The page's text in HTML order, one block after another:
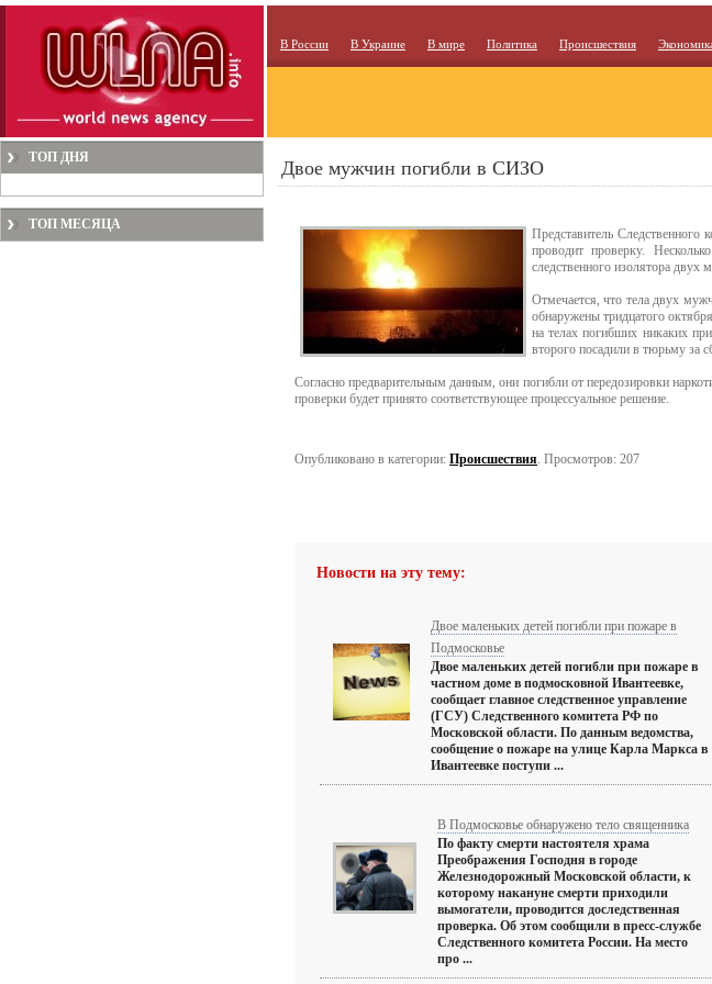
В России В Украине В мире Политика Происшествия
ТОП ДНЯ
ТОП МЕСЯЦА
Двое мужчин погибли в СИЗО
Представитель Следственного
проводит проверку.
следственного изолятора двух
Отмечается, что тела двух
обнаружены тридцатого
на телах погибших никаких
второго посадили в тюрьму за
Согласно предварительным данным, они погибли от передозировки
проверки будет принято соответствующее процессуальное решение.
Опубликовано в категории: Происшествия. Просмотров: 207
Новости на эту тему:
Двое маленьких детей погибли при пожаре в
Подмосковье
Двое маленьких детей погибли при пожаре в
частном доме в подмосковной Ивантеевке,
сообщает главное следственное управление
(ГСУ) Следственного комитета РФ по
Московской области. По данным ведомства,
сообщение о пожаре на улице Карла Маркса в
Ивантеевке поступи ...
В Подмосковье обнаружено тело священника
По факту смерти настоятеля храма
Преображения Господня в городе
Железнодорожный Московской области, к
которому накануне смерти приходили
вымогатели, проводится доследственная
проверка. Об этом сообщили в пресс-службе
Следственного комитета России. На место
про ...